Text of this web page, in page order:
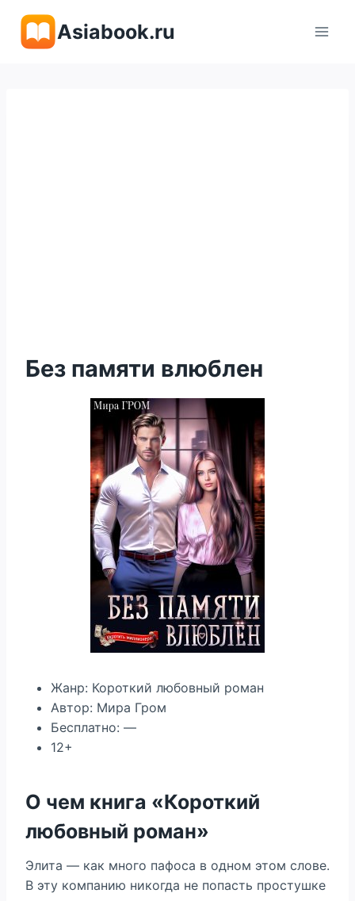
содержимому
Asiabook.ru
Без памяти влюблен
Жанр: Короткий любовный роман
Автор: Мира Гром
Бесплатно: —
12+
О чем книга «Короткий
любовный роман»
Элита — как много пафоса в одном этом слове.
В эту компанию никогда не попасть простушке